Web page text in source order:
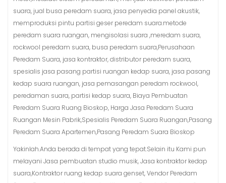
suara, jual busa peredam suara, jasa penyedia panel akustik,
memproduksi pintu partisi geser peredam suara.metode
peredam suara ruangan, mengisolasi suara ,meredam suara,
rockwool peredam suara, busa peredam suara,Perusahaan
Peredam Suara, jasa kontraktor, distributor peredam suara,
spesialis jasa pasang partisi ruangan kedap suara, jasa pasang
kedap suara ruangan, jasa pemasangan peredam rockwool,
peredaman suara, partisi kedap suara, Biaya Pembuatan
Peredam Suara Ruang Bioskop, Harga Jasa Peredam Suara
Ruangan Mesin Pabrik,Spesialis Peredam Suara Ruangan,Pasang
Peredam Suara Apartemen,Pasang Peredam Suara Bioskop
Yakinlah.Anda berada di tempat yang tepat.Selain itu Kami pun
melayani Jasa pembuatan studio musik, Jasa kontraktor kedap
suara,Kontraktor ruang kedap suara genset, Vendor Peredam